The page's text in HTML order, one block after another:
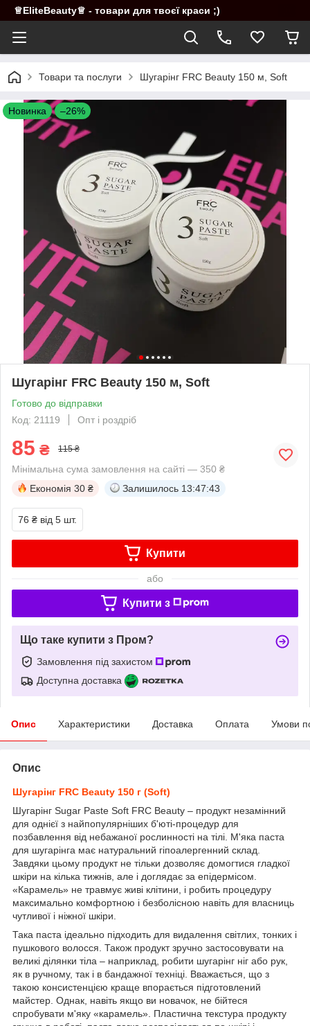
♕EliteBeauty♕ - товари для твоєї краси ;)
Товари та послуги Шугарінг FRC Beauty 150 м, Soft
Новинка –26%
Шугарінг FRC Beauty 150 м, Soft
Готово до відправки
Код: 21119
Опт і роздріб
85 ₴ 115 ₴
Мінімальна сума замовлення на сайті — 350 ₴
Економія 30 ₴ Залишилось 13:47:43
76 ₴ від 5 шт.
Купити
або
Купити з
Що таке купити з Пром?
Замовлення під захистом
Доступна доставка
Опис Характеристики Доставка Оплата Умови
Опис
Шугарінг FRC Beauty 150 г (Soft)
Шугарінг Sugar Paste Soft FRC Beauty – продукт незамінний
для однієї з найпопулярніших б'юті-процедур для
позбавлення від небажаної рослинності на тілі. М'яка паста
для шугарінга має натуральний гіпоалергенний склад.
Завдяки цьому продукт не тільки дозволяє домогтися гладкої
шкіри на кілька тижнів, але і доглядає за епідермісом.
«Карамель» не травмує живі клітини, і робить процедуру
максимально комфортною і безболісною навіть для власниць
чутливої і ніжної шкіри.
Така паста ідеально підходить для видалення світлих, тонких і
пушкового волосся. Також продукт зручно застосовувати на
великі ділянки тіла – наприклад, робити шугарінг ніг або рук,
як в ручному, так і в бандажної техніці. Вважається, що з
такою консистенцією краще впорається підготовлений
майстер. Однак, навіть якщо ви новачок, не бійтеся
спробувати м'яку «карамель». Пластична текстура продукту